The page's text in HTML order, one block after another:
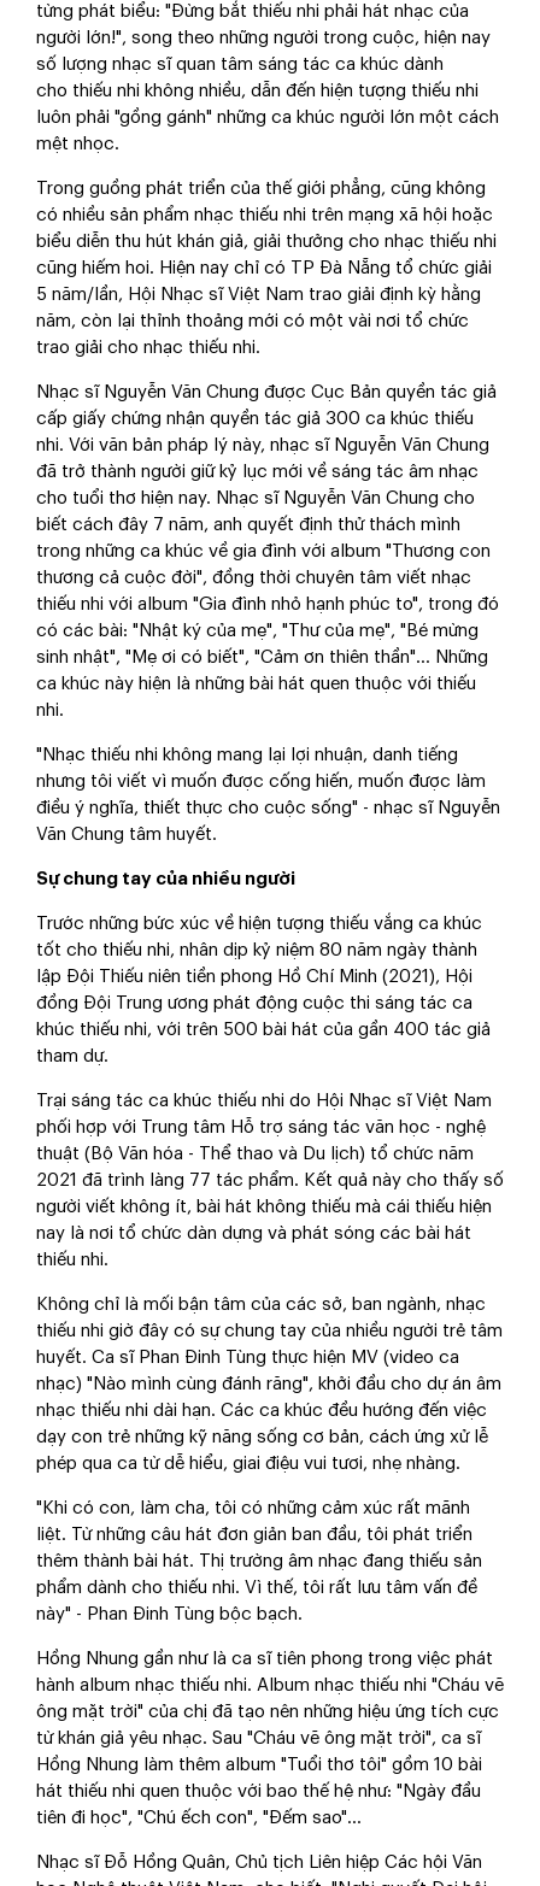
từng phát biểu: "Đừng bắt thiếu nhi phải hát nhạc của
người lớn!", song theo những người trong cuộc, hiện nay
số lượng nhạc sĩ quan tâm sáng tác ca khúc dành
cho thiếu nhi không nhiều, dẫn đến hiện tượng thiếu nhi
luôn phải "gồng gánh" những ca khúc người lớn một cách
mệt nhọc.
Trong guồng phát triển của thế giới phẳng, cũng không
có nhiều sản phẩm nhạc thiếu nhi trên mạng xã hội hoặc
biểu diễn thu hút khán giả, giải thưởng cho nhạc thiếu nhi
cũng hiếm hoi. Hiện nay chỉ có TP Đà Nẵng tổ chức giải
5 năm/lần, Hội Nhạc sĩ Việt Nam trao giải định kỳ hằng
năm, còn lại thỉnh thoảng mới có một vài nơi tổ chức
trao giải cho nhạc thiếu nhi.
Nhạc sĩ Nguyễn Văn Chung được Cục Bản quyền tác giả
cấp giấy chứng nhận quyền tác giả 300 ca khúc thiếu
nhi. Với văn bản pháp lý này, nhạc sĩ Nguyễn Văn Chung
đã trở thành người giữ kỷ lục mới về sáng tác âm nhạc
cho tuổi thơ hiện nay. Nhạc sĩ Nguyễn Văn Chung cho
biết cách đây 7 năm, anh quyết định thử thách mình
trong những ca khúc về gia đình với album "Thương con
thương cả cuộc đời", đồng thời chuyên tâm viết nhạc
thiếu nhi với album "Gia đình nhỏ hạnh phúc to", trong đó
có các bài: "Nhật ký của mẹ", "Thư của mẹ", "Bé mừng
sinh nhật", "Mẹ ơi có biết", "Cảm ơn thiên thần"... Những
ca khúc này hiện là những bài hát quen thuộc với thiếu
nhi.
"Nhạc thiếu nhi không mang lại lợi nhuận, danh tiếng
nhưng tôi viết vì muốn được cống hiến, muốn được làm
điều ý nghĩa, thiết thực cho cuộc sống" - nhạc sĩ Nguyễn
Văn Chung tâm huyết.
Sự chung tay của nhiều người
Trước những bức xúc về hiện tượng thiếu vắng ca khúc
tốt cho thiếu nhi, nhân dịp kỷ niệm 80 năm ngày thành
lập Đội Thiếu niên tiền phong Hồ Chí Minh (2021), Hội
đồng Đội Trung ương phát động cuộc thi sáng tác ca
khúc thiếu nhi, với trên 500 bài hát của gần 400 tác giả
tham dự.
Trại sáng tác ca khúc thiếu nhi do Hội Nhạc sĩ Việt Nam
phối hợp với Trung tâm Hỗ trợ sáng tác văn học - nghệ
thuật (Bộ Văn hóa - Thể thao và Du lịch) tổ chức năm
2021 đã trình làng 77 tác phẩm. Kết quả này cho thấy số
người viết không ít, bài hát không thiếu mà cái thiếu hiện
nay là nơi tổ chức dàn dựng và phát sóng các bài hát
thiếu nhi.
Không chỉ là mối bận tâm của các sở, ban ngành, nhạc
thiếu nhi giờ đây có sự chung tay của nhiều người trẻ tâm
huyết. Ca sĩ Phan Đinh Tùng thực hiện MV (video ca
nhạc) "Nào mình cùng đánh răng", khởi đầu cho dự án âm
nhạc thiếu nhi dài hạn. Các ca khúc đều hướng đến việc
dạy con trẻ những kỹ năng sống cơ bản, cách ứng xử lễ
phép qua ca từ dễ hiểu, giai điệu vui tươi, nhẹ nhàng.
"Khi có con, làm cha, tôi có những cảm xúc rất mãnh
liệt. Từ những câu hát đơn giản ban đầu, tôi phát triển
thêm thành bài hát. Thị trường âm nhạc đang thiếu sản
phẩm dành cho thiếu nhi. Vì thế, tôi rất lưu tâm vấn đề
này" - Phan Đinh Tùng bộc bạch.
Hồng Nhung gần như là ca sĩ tiên phong trong việc phát
hành album nhạc thiếu nhi. Album nhạc thiếu nhi "Cháu vẽ
ông mặt trời" của chị đã tạo nên những hiệu ứng tích cực
từ khán giả yêu nhạc. Sau "Cháu vẽ ông mặt trời", ca sĩ
Hồng Nhung làm thêm album "Tuổi thơ tôi" gồm 10 bài
hát thiếu nhi quen thuộc với bao thế hệ như: "Ngày đầu
tiên đi học", "Chú ếch con", "Đếm sao"…
Nhạc sĩ Đỗ Hồng Quân, Chủ tịch Liên hiệp Các hội Văn